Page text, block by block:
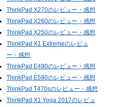
ThinkPad X270のレビュー・感想
ThinkPad X260のレビュー・感想
ThinkPad X250のレビュー・感想
ThinkPad X1 Extremeのレビュ
ー・感想
ThinkPad E490のレビュー・感想
ThinkPad E590のレビュー・感想
ThinkPad T470sのレビュー・感想
ThinkPad X1 Yoga 2017のレビュ